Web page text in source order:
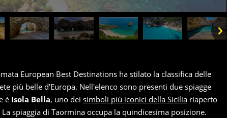
European Best Destinations ha stilato la classifica delle
più belle d'Europa. Nell'elenco sono presenti due spiagge
è Isola Bella, uno dei simboli più iconici della Sicilia riaperto
spiaggia di Taormina occupa la quindicesima posizione.